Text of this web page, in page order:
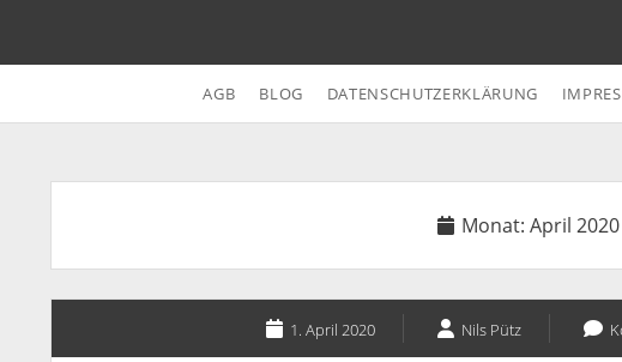
AGB BLOG DATENSCHUTZERKLÄRUNG
Monat: April 2020
1. April 2020 Nils Pütz